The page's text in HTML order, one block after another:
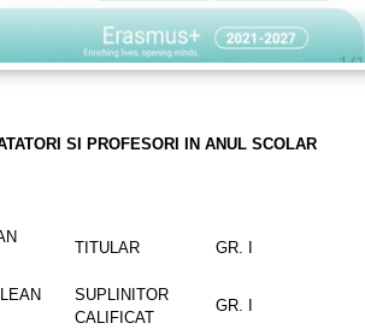
SI PROFESORI IN ANUL SCOLAR
TITULAR GR. I
SUPLINITOR
CALIFICAT
GR. I